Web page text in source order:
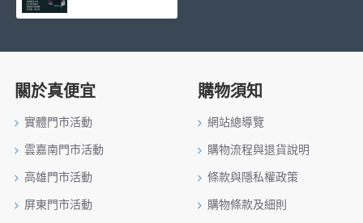
關於真便宜
實體門市活動
雲嘉南門市活動
高雄門市活動
屏東門市活動
購物須知
網站總導覽
購物流程與退貨說明
條款與隱私權政策
購物條款及細則